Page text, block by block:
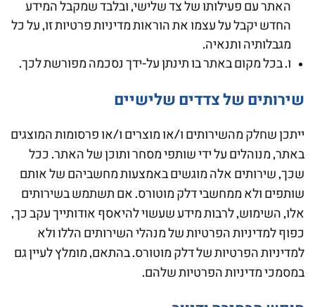
האתר עם פעילותו של צד שלישי, ובלבד שמקבל המידע
החדש יקבל על עצמו את הוראות מדיניות פרטיות זו, על כל
מגבלותיה ותנאיה.
ו. בכל מקום באתר בו תינתן על-ידך נסכמה מפורשת לכך.
שירותים של צדדים שלישיים
ייתכן שחלק מהשירותים ו/או מוצרים ו/או פרסומות המוצגים
באתר, מנוהלים על ידי שותפי מסחר ותוכן של האתר. ככל
שכך, שירותים אלה מוגשים באמצעות מחשביהם של אותם
שותפים ולא ממחשבי דלק מוטורס. אם תשתמש בשירותים
אלו, השימוש, לרבות מידע שעשוי להיאסף אודותייך עקב כך,
כפוף למדיניות הפרטיות של מנהלי השירותים הללו ולא
למדיניות הפרטיות של דלק מוטורס. בהתאם, מומלץ לעיין גם
במסמכי מדיניות הפרטיות שלהם.